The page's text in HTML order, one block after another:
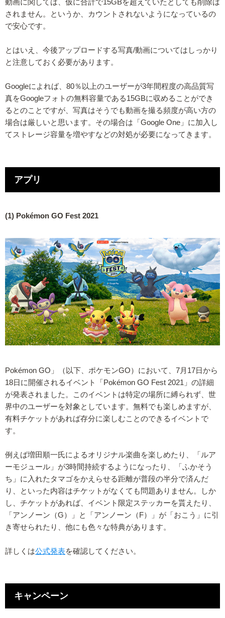
動画に関しては、仮に合計で15GBを超えていたとしても削除は
されません。というか、カウントされないようになっているの
で安心です。
とはいえ、今後アップロードする写真/動画についてはしっかり
と注意しておく必要があります。
Googleによれば、80％以上のユーザーが3年間程度の高品質写
真をGoogleフォトの無料容量である15GBに収めることができ
るとのことですが、写真はそうでも動画を撮る頻度が高い方の
場合は厳しいと思います。その場合は「Google One」に加入し
てストレージ容量を増やすなどの対処が必要になってきます。
アプリ
(1) Pokémon GO Fest 2021
Pokémon GO」（以下、ポケモンGO）において、7月17日から
18日に開催されるイベント「Pokémon GO Fest 2021」の詳細
が発表されました。このイベントは特定の場所に縛られず、世
界中のユーザーを対象としています。無料でも楽しめますが、
有料チケットがあれば存分に楽しむことのできるイベントで
す。
例えば増田順一氏によるオリジナル楽曲を楽しめたり、「ルア
ーモジュール」が3時間持続するようになったり、「ふかそう
ち」に入れたタマゴをかえらせる距離が普段の半分で済んだ
り、といった内容はチケットがなくても問題ありません。しか
し、チケットがあれば、イベント限定ステッカーを貰えたり、
「アンノーン（G）」と「アンノーン（F）」が「おこう」に引
き寄せられたり、他にも色々な特典があります。
詳しくは公式発表を確認してください。
キャンペーン